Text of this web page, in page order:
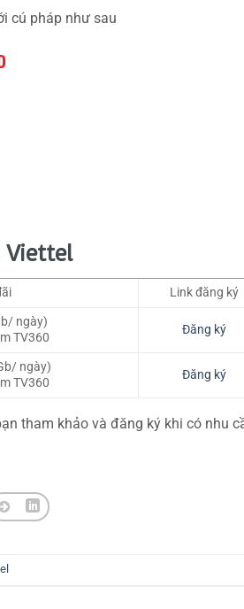
cú pháp như sau
Viettel
Link đăng ký
ngày)
TV360
Đăng ký
ngày)
TV360
Đăng ký
tham khảo và đăng ký khi có nhu